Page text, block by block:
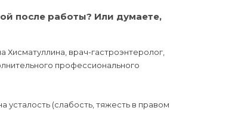
после работы? Или думаете,
Хисматуллина, врач-гастроэнтеролог,
профессионального
(слабость, тяжесть в правом